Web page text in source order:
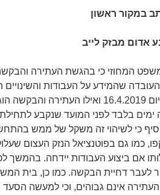
במקור ראשון
אדום מבזק לייב
המחוזי כי בהגשת העתירה והבקשה
שהמידע על העבודות והשינויים
בתנועה בגינן פורסם ביום 16.4.2019 ואילו
בלבד לפני המועד שנקבע לתחילת
כי לשיהוי זה משקל של ממש
כמו גם בפוטנציאל הנזק העצום
אם ביצוע העבודות יידחה. בהמשך
לעבר דחיית הבקשה. כמו כן, בית
העתירה אינם גבוהים, וכי למעשה